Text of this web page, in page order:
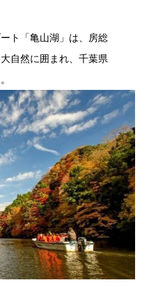
ト「亀山湖」は、房総
自然に囲まれ、千葉県